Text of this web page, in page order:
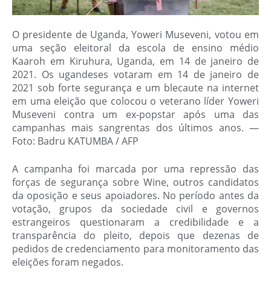
O presidente de Uganda, Yoweri Museveni, votou em
uma seção eleitoral da escola de ensino médio
Kaaroh em Kiruhura, Uganda, em 14 de janeiro de
2021. Os ugandeses votaram em 14 de janeiro de
2021 sob forte segurança e um blecaute na internet
em uma eleição que colocou o veterano líder Yoweri
Museveni contra um ex-popstar após uma das
campanhas mais sangrentas dos últimos anos. —
Foto: Badru KATUMBA / AFP
A campanha foi marcada por uma repressão das
forças de segurança sobre Wine, outros candidatos
da oposição e seus apoiadores. No período antes da
votação, grupos da sociedade civil e governos
estrangeiros questionaram a credibilidade e a
transparência do pleito, depois que dezenas de
pedidos de credenciamento para monitoramento das
eleições foram negados.